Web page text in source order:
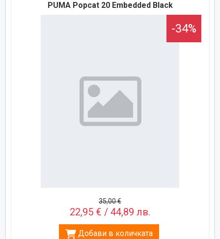
PUMA Popcat 20 Embedded Black
-34%
35,00 €
22,95 € / 44,89 лв.
Добави в количката